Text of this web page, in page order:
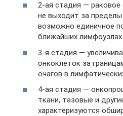
2-ая стадия — раковое
не выходит за
возможно единичное
ближайших лимфоузлах.
3-я стадия —
онкоклеток за
очагов в
4-ая стадия —
ткани, тазовые и
характеризуются